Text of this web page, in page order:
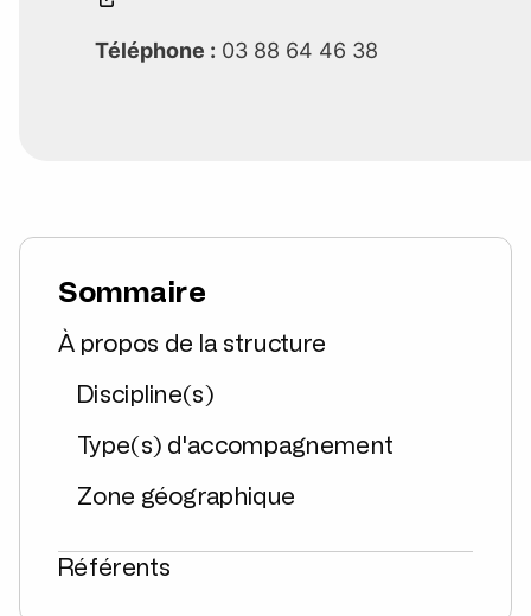
Téléphone : 03 88 64 46 38
Sommaire
À propos de la structure
Discipline(s)
Type(s) d'accompagnement
Zone géographique
Référents